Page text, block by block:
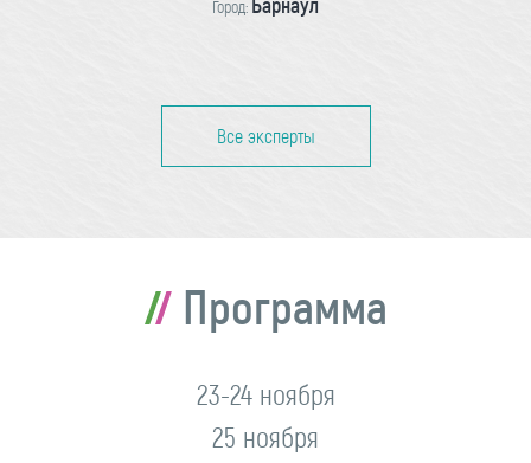
Город:
Все эксперты
Программа
23-24 ноября
25 ноября